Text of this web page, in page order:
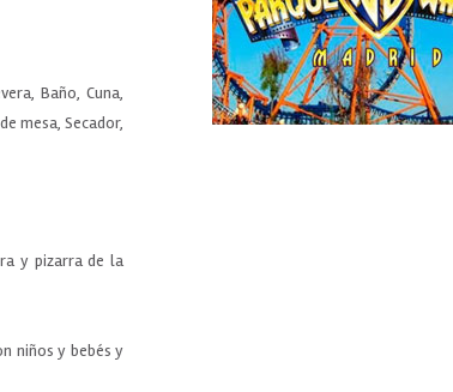
Baño, Cuna,
mesa, Secador,
y pizarra de la
niños y bebés y